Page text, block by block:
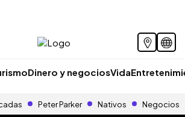
Dinero y negociosVida
Peter Parker Nativos Negocios